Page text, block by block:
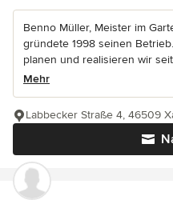
Benno Müller, Meister im
gründete 1998 seinen
planen und realisieren wir
Mehr
Labbecker Straße 4, 46509